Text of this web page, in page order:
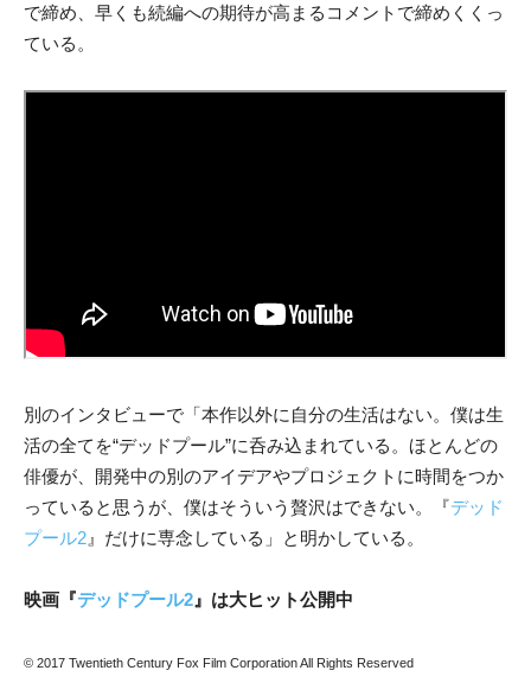
で締め、早くも続編への期待が高まるコメントで締めくくっ
ている。
別のインタビューで「本作以外に自分の生活はない。僕は生
活の全てを“デッドプール”に呑み込まれている。ほとんどの
俳優が、開発中の別のアイデアやプロジェクトに時間をつか
っていると思うが、僕はそういう贅沢はできない。『デッド
プール2 』だけに専念している」と明かしている。
映画『デッドプール2 』は大ヒット公開中
© 2017 Twentieth Century Fox Film Corporation All Rights Reserved